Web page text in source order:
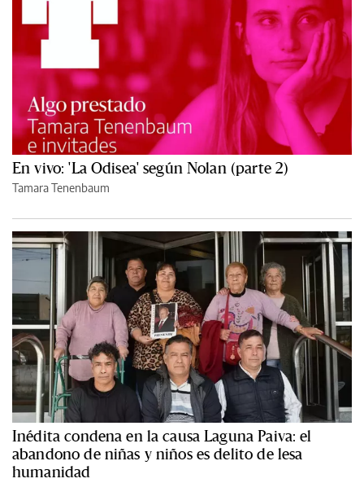
En vivo: 'La Odisea' según Nolan (parte 2)
Tamara Tenenbaum
Inédita condena en la causa Laguna Paiva: el
abandono de niñas y niños es delito de lesa
humanidad